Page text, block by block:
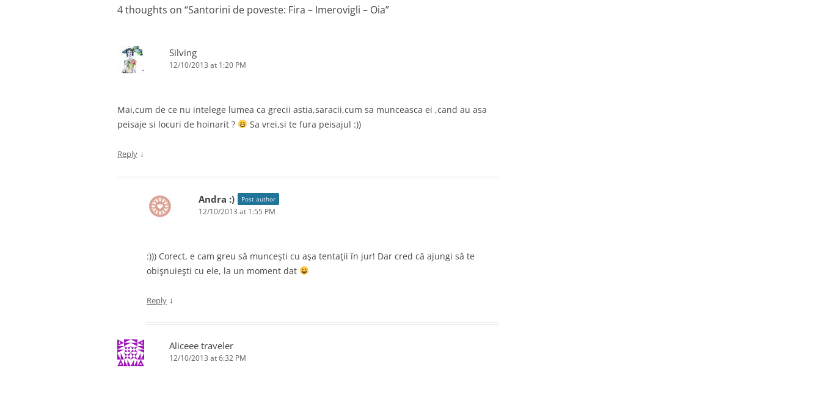
4 thoughts on “Santorini de poveste: Fira – Imerovigli – Oia”
Silving
12/10/2013 at 1:20 PM
Mai,cum de ce nu intelege lumea ca grecii astia,saracii,cum sa munceasca ei ,cand au asa
peisaje si locuri de hoinarit ?
Sa vrei,si te fura peisajul :))
Reply ↓
Andra :) Post author
12/10/2013 at 1:55 PM
:))) Corect, e cam greu să munceşti cu aşa tentaţii în jur! Dar cred că ajungi să te
obişnuieşti cu ele, la un moment dat
Reply ↓
Aliceee traveler
12/10/2013 at 6:32 PM